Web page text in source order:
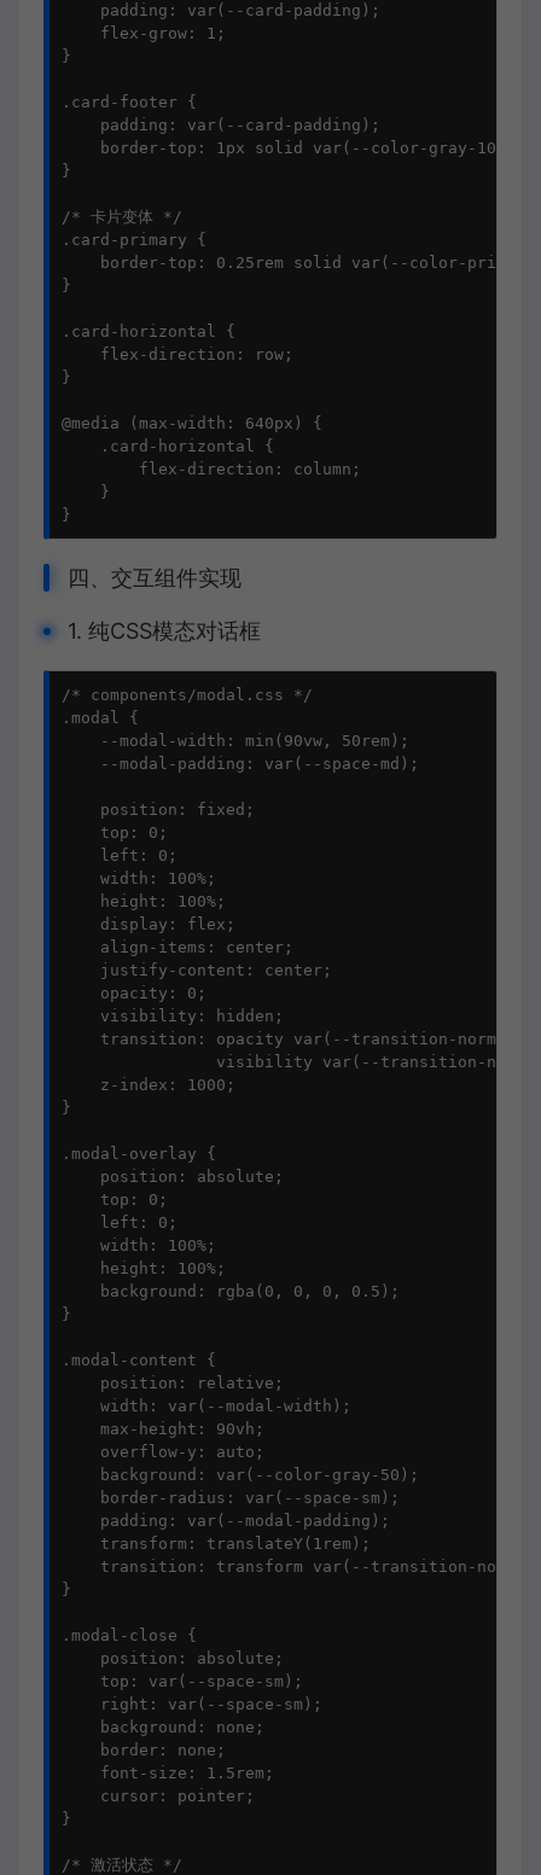
    padding: var(--card-padding);
    flex-grow: 1;
}
.card-footer {
    padding: var(--card-padding);
    border-top: 1px solid var(--color-gray-100);
}
/* 卡片变体 */
.card-primary {
border-top: 0.25rem solid var(--color-
}
.card-horizontal {
    flex-direction: row;
}
@media (max-width: 640px) {
    .card-horizontal {
        flex-direction: column;
    }
}
四、交互组件实现
1. 纯CSS模态对话框
/* components/modal.css */
.modal {
    --modal-width: min(90vw, 50rem);
    --modal-padding: var(--space-md);
    position: fixed;
    top: 0;
    left: 0;
    width: 100%;
    height: 100%;
    display: flex;
    align-items: center;
    justify-content: center;
    opacity: 0;
    visibility: hidden;
transition: opacity var(--transition-
visibility var(--transition-
    z-index: 1000;
}
.modal-overlay {
    position: absolute;
    top: 0;
    left: 0;
    width: 100%;
    height: 100%;
    background: rgba(0, 0, 0, 0.5);
}
.modal-content {
    position: relative;
    width: var(--modal-width);
    max-height: 90vh;
    overflow-y: auto;
    background: var(--color-gray-50);
    border-radius: var(--space-sm);
    padding: var(--modal-padding);
    transform: translateY(1rem);
transition: transform var(--transition-
}
.modal-close {
    position: absolute;
    top: var(--space-sm);
    right: var(--space-sm);
    background: none;
    border: none;
    font-size: 1.5rem;
    cursor: pointer;
}
/* 激活状态 */